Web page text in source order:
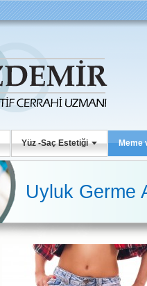
Yüz -Saç Estetiği Meme
Uyluk Germe